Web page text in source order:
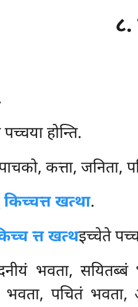
८.
होन्ति.
कत्ता, जनिता,
खत्था.
त्त खत्थइच्चेते
भवता,
पचितं